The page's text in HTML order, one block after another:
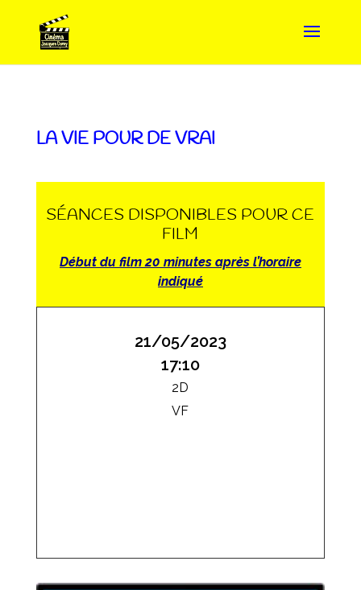
LA VIE POUR DE VRAI
SÉANCES DISPONIBLES POUR CE
FILM
Début du film 20 minutes après l’horaire
indiqué
21/05/2023
17:10
2D
VF